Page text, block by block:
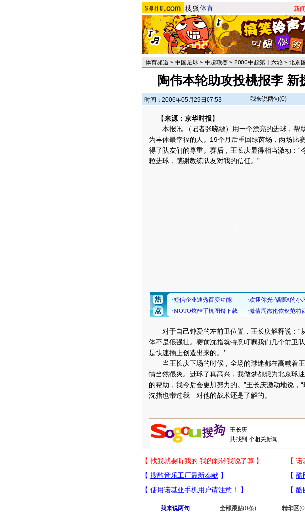
新闻
体育频道 > 中国足球 > 中超联赛 > 2006中超第十六轮 > 北京
陶伟本轮助攻投桃报李 新
时间：2006年05月29日07:53 我来说两句(0)
【来源：京华时报】
本报讯 （记者张晓敏）用一个漂亮的进球，帮
为丰体最幸福的人。19个月后重回绿茵场，两场比
得了队友们的尊重。赛后，王长庆显得相当激动：
粒进球，感谢教练队友对我的信任。 ”
对于自己钟爱的左前卫位置，王长庆解释说：“
体不是很强壮。赛前沈指就特意叮嘱我们几个前卫
是快速插上创造出来的。”
当王长庆下场的时候，全场的球迷都在高喊着王
情当然很爽。进球了真高兴，我做梦都想为北京球
的帮助，我今后会更加努力的。”王长庆激动地说，
沈指也带过我，对他的战术还是了解的。”
共找到 个相关新闻.
我来说两句 全部跟贴(0条) 精华区(0